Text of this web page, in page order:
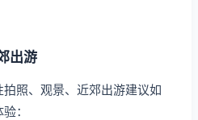
出游
照、观景、近郊出游建议如
：